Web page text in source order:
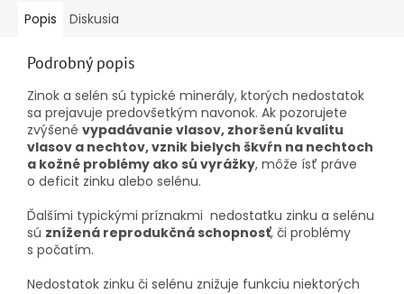
Popis Diskusia
Podrobný popis
Zinok a selén sú typické minerály, ktorých nedostatok
sa prejavuje predovšetkým navonok. Ak pozorujete
zvýšené vypadávanie vlasov, zhoršenú kvalitu
vlasov a nechtov, vznik bielych škvŕn na nechtoch
a kožné problémy ako sú vyrážky, môže ísť práve
o deficit zinku alebo selénu.
Ďalšími typickými príznakmi nedostatku zinku a selénu
sú znížená reprodukčná schopnosť, či problémy
s počatím.
Nedostatok zinku či selénu znižuje funkciu niektorých